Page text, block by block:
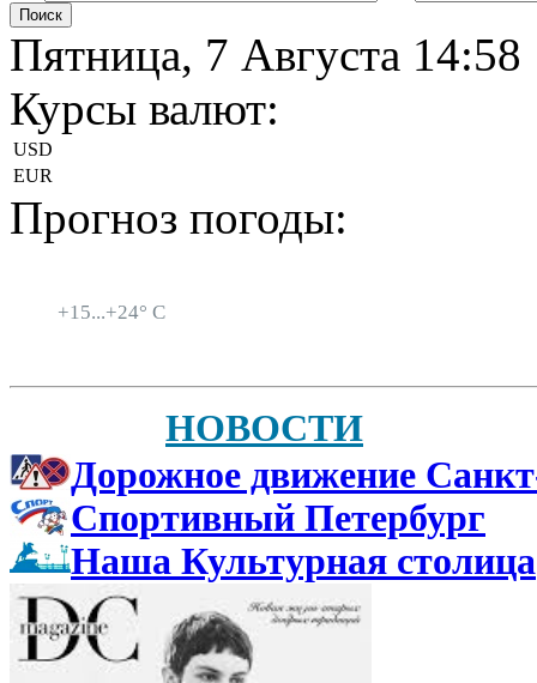
Пятница, 7 Августа 14:58
Курсы валют:
USD
EUR
Прогноз погоды:
+15...+24° C
НОВОСТИ
Дорожное движение
Спортивный Петербург
Наша Культурная столица